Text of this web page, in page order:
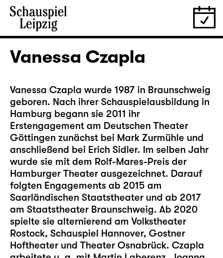
Vanessa Czapla
Vanessa Czapla wurde 1987 in Braunschweig
geboren. Nach ihrer Schauspielausbildung in
Hamburg begann sie 2011 ihr
Erstengagement am Deutschen Theater
Göttingen zunächst bei Mark Zurmühle und
anschließend bei Erich Sidler. Im selben Jahr
wurde sie mit dem Rolf-Mares-Preis der
Hamburger Theater ausgezeichnet. Darauf
folgten Engagements ab 2015 am
Saarländischen Staatstheater und ab 2017
am Staatstheater Braunschweig. Ab 2020
spielte sie alternierend am Volkstheater
Rostock, Schauspiel Hannover, Gostner
Hoftheater und Theater Osnabrück. Czapla